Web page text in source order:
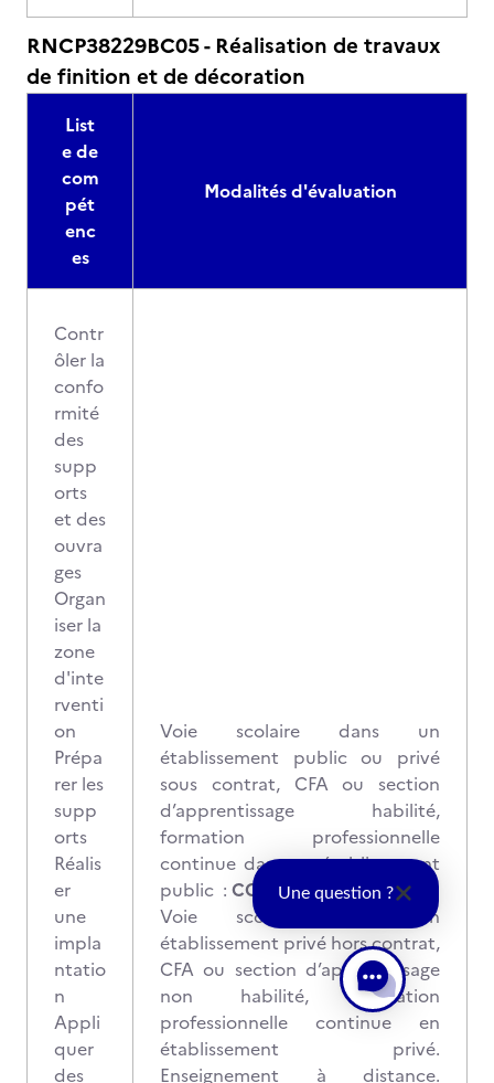
RNCP38229BC05 - Réalisation de travaux
de finition et de décoration
List
e de
com
pét
enc
es
Modalités d'évaluation
Contr
ôler la
confo
rmité
des
supp
orts
et des
ouvra
ges
Organ
iser la
zone
d'inte
rventi
on
Prépa
rer les
supp
orts
Réalis
er
une
impla
ntatio
n
Appli
quer
des
Voie scolaire dans un
établissement public ou privé
sous contrat, CFA ou section
d’apprentissage habilité,
formation professionnelle
continue dans un établissement
public : CCF
Voie scolaire dans un
établissement privé hors contrat,
CFA ou section d’apprentissage
non habilité, formation
professionnelle continue en
établissement privé.
Enseignement à distance.
Une question ?